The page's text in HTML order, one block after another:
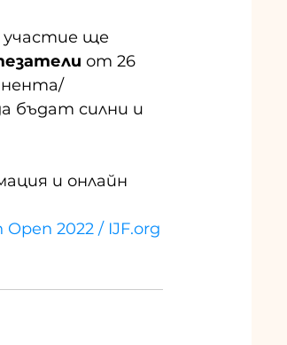
участие ще
от 26
бъдат силни и
и онлайн
2022 / IJF.org